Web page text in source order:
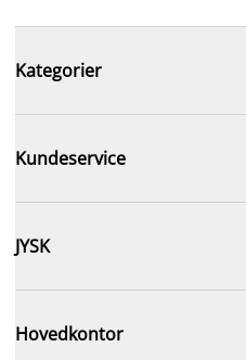
Kategorier
Kundeservice
JYSK
Hovedkontor